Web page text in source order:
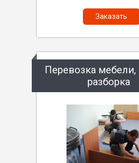
Заказать
Перевозка мебели,
разборка